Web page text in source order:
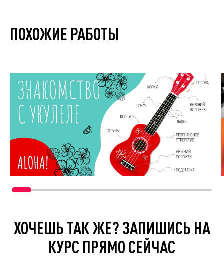
ПОХОЖИЕ РАБОТЫ
ХОЧЕШЬ ТАК ЖЕ? ЗАПИШИСЬ НА
КУРС ПРЯМО СЕЙЧАС